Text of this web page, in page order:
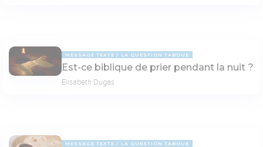
MESSAGE TEXTE LA QUESTION TABOUE
Est-ce biblique de prier pendant la nuit ?
Elisabeth Dugas
MESSAGE TEXTE LA QUESTION TABOUE